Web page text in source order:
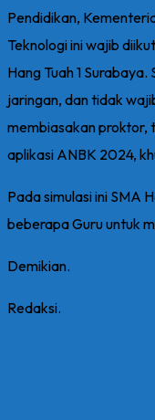
Pendidikan,
Teknologi ini wajib
Hang Tuah 1
jaringan, dan tidak
membiasakan proktor,
aplikasi ANBK 2024,
Pada simulasi ini SMA
beberapa Guru untuk
Demikian.
Redaksi.